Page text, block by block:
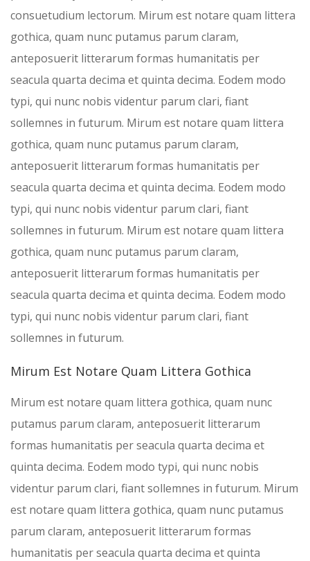
consuetudium lectorum. Mirum est notare quam littera
gothica, quam nunc putamus parum claram,
anteposuerit litterarum formas humanitatis per
seacula quarta decima et quinta decima. Eodem modo
typi, qui nunc nobis videntur parum clari, fiant
sollemnes in futurum. Mirum est notare quam littera
gothica, quam nunc putamus parum claram,
anteposuerit litterarum formas humanitatis per
seacula quarta decima et quinta decima. Eodem modo
typi, qui nunc nobis videntur parum clari, fiant
sollemnes in futurum. Mirum est notare quam littera
gothica, quam nunc putamus parum claram,
anteposuerit litterarum formas humanitatis per
seacula quarta decima et quinta decima. Eodem modo
typi, qui nunc nobis videntur parum clari, fiant
sollemnes in futurum.
Mirum Est Notare Quam Littera Gothica
Mirum est notare quam littera gothica, quam nunc
putamus parum claram, anteposuerit litterarum
formas humanitatis per seacula quarta decima et
quinta decima. Eodem modo typi, qui nunc nobis
videntur parum clari, fiant sollemnes in futurum. Mirum
est notare quam littera gothica, quam nunc putamus
parum claram, anteposuerit litterarum formas
humanitatis per seacula quarta decima et quinta